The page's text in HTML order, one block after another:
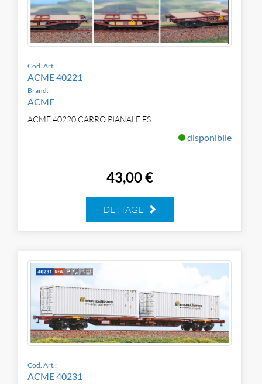
Cod. Art.:
ACME 40221
Brand:
ACME
ACME 40220 CARRO PIANALE FS
disponibile
43,00 €
DETTAGLI
Cod. Art.:
ACME 40231